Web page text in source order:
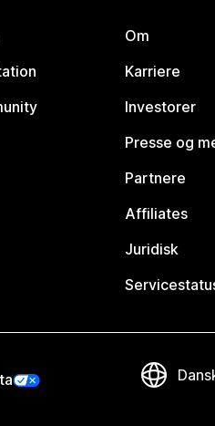
Om
Karriere
Investorer
Presse og
Partnere
Affiliates
Juridisk